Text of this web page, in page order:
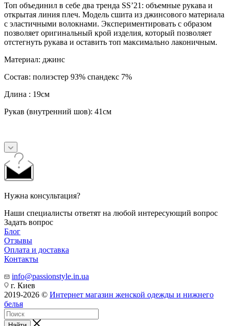
Топ объединил в себе два тренда SS’21: объемные рукава и
открытая линия плеч. Модель сшита из джинсового материала
с эластичными волокнами. Экспериментировать с образом
позволяет оригинальный крой изделия, который позволяет
отстегнуть рукава и оставить топ максимально лаконичным.
Материал: джинс
Состав: полиэстер 93% спандекс 7%
Длина : 19см
Рукав (внутренний шов): 41см
Нужна консультация?
Наши специалисты ответят на любой интересующий вопрос
Задать вопрос
Блог
Отзывы
Оплата и доставка
Контакты
info@passionstyle.in.ua
г. Киев
2019-2026 © Интернет магазин женской одежды и нижнего
белья